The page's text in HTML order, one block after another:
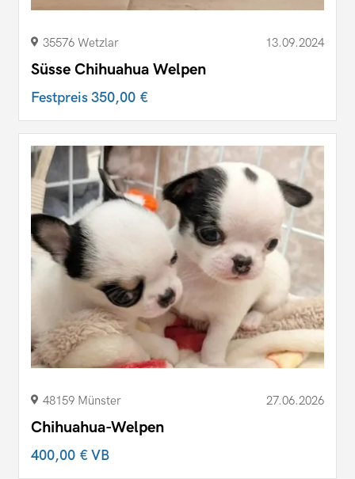
35576 Wetzlar 13.09.2024
Süsse Chihuahua Welpen
Festpreis350,00 €
48159 Münster 27.06.2026
Chihuahua-Welpen
400,00 €VB